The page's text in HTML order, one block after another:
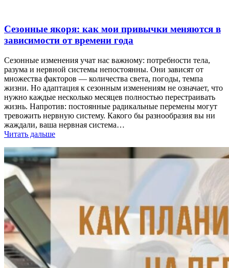
Сезонные якоря: как мои привычки меняются в
зависимости от времени года
Сезонные изменения учат нас важному: потребности тела,
разума и нервной системы непостоянны. Они зависят от
множества факторов — количества света, погоды, темпа
жизни. Но адаптация к сезонным изменениям не означает, что
нужно каждые несколько месяцев полностью перестраивать
жизнь. Напротив: постоянные радикальные перемены могут
тревожить нервную систему. Какого бы разнообразия вы ни
жаждали, ваша нервная система…
Читать дальше